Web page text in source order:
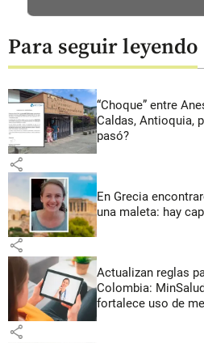
Para seguir leyendo
“Choque” entre
Caldas, Antioquia,
pasó?
share
En Grecia
una maleta: hay
share
Actualizan reglas
Colombia:
fortalece uso de
share